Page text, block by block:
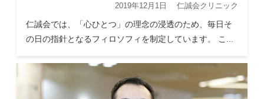
2019年12月1日 仁誠会クリニック
仁誠会では、「心ひとつ」の理念の浸透のため、毎日そ
の日の指針となるフィロソフィを制定しています。 こ...